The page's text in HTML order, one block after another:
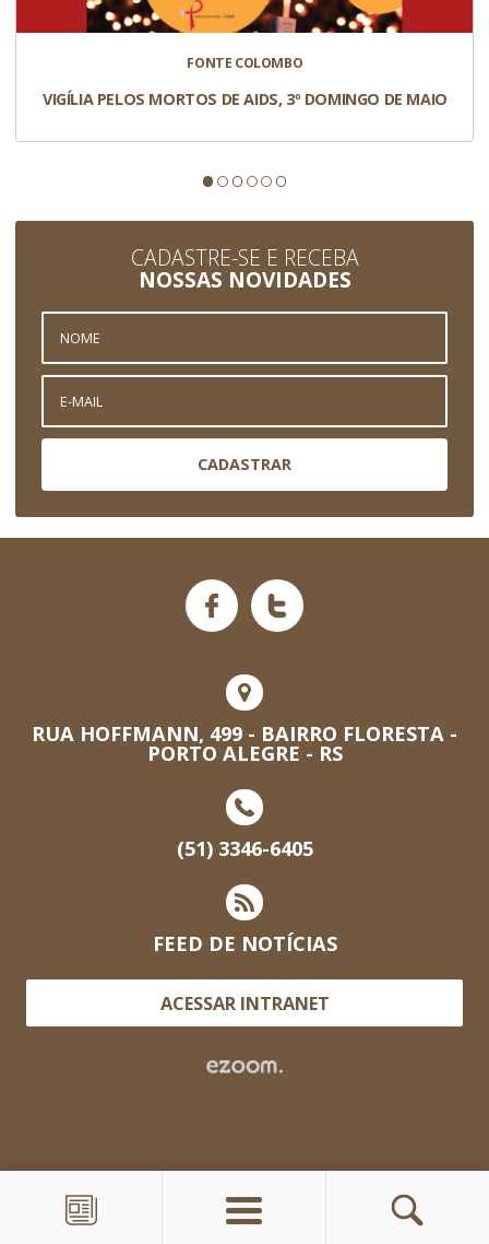
FONTE COLOMBO
VIGÍLIA PELOS MORTOS DE AIDS, 3º DOMINGO DE MAIO
CADASTRE-SE E RECEBA
NOSSAS NOVIDADES
CADASTRAR
RUA HOFFMANN, 499 - BAIRRO FLORESTA -
PORTO ALEGRE - RS
(51) 3346-6405
FEED DE NOTÍCIAS
ACESSAR INTRANET